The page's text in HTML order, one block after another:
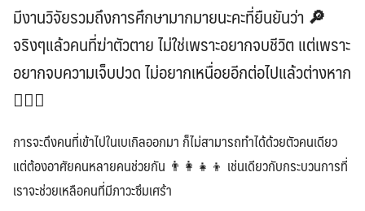
มีงานวิจัยรวมถึงการศึกษามากมายนะคะที่ยืนยันว่า 🔎
จริงๆแล้วคนที่ฆ่าตัวตาย ไม่ใช่เพราะอยากจบชีวิต แต่เพราะ
อยากจบความเจ็บปวด ไม่อยากเหนื่อยอีกต่อไปแล้วต่างหาก
🙍🏽‍♀️
การจะดึงคนที่เข้าไปในเบเกิลออกมา ก็ไม่สามารถทำได้ด้วยตัวคนเดียว
แต่ต้องอาศัยคนหลายคนช่วยกัน 👨‍👩‍👧‍👦 เช่นเดียวกับกระบวนการที่
เราจะช่วยเหลือคนที่มีภาวะซึมเศร้า